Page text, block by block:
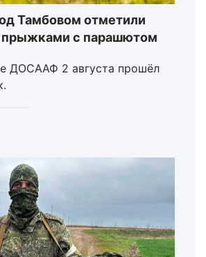
Тамбовом отметили
прыжками с парашютом
ДОСААФ 2 августа прошёл